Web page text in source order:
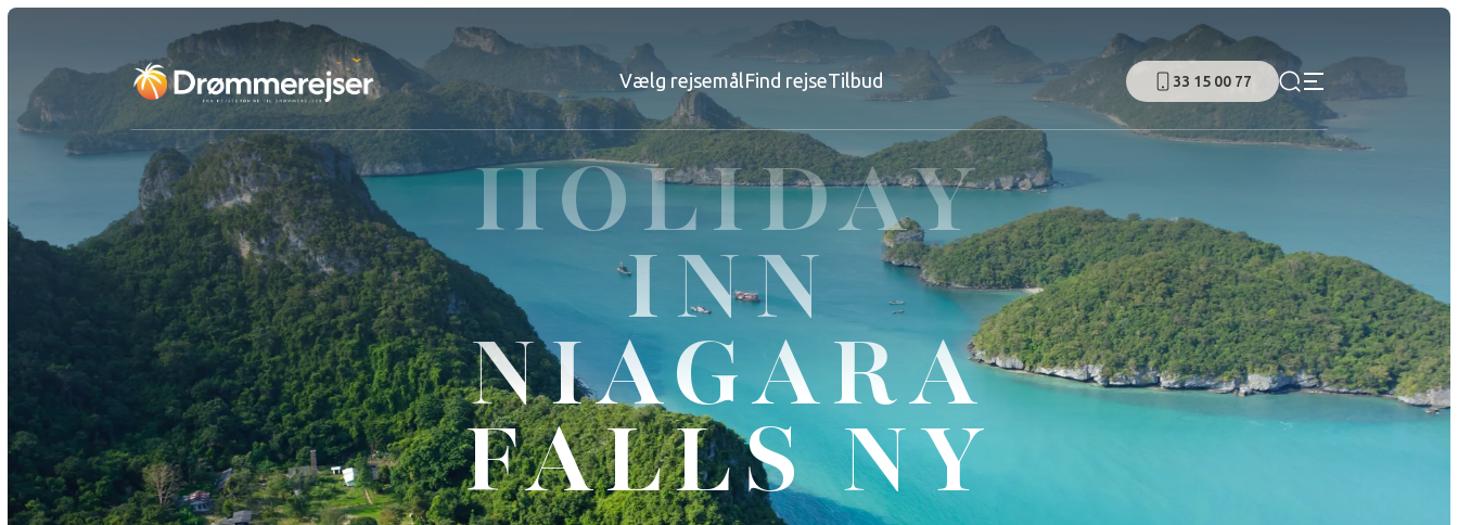
Vælg rejsemålFind rejseTilbud 33 15 00 77
HOLIDAY
INN
NIAGARA
FALLS NY